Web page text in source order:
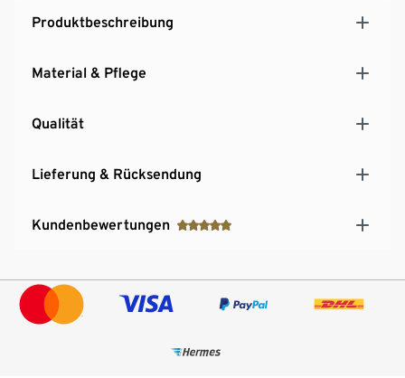
Produktbeschreibung
Material & Pflege
Qualität
Lieferung & Rücksendung
Kundenbewertungen